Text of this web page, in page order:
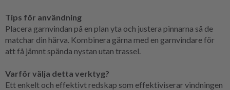
Tips för användning
Placera garnvindan på en plan yta och justera pinnarna så de
matchar din härva. Kombinera gärna med en garnvindare för
att få jämnt spända nystan utan trassel.
Varför välja detta verktyg?
Ett enkelt och effektivt redskap som effektiviserar vindningen